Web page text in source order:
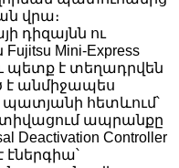
վրա։
դիզայնն ու
Mini-Express
պետք է տեղադրվեն
է անմիջապես
հետևում՝
ապրանքը
Deactivation Controller
էներգիա՝